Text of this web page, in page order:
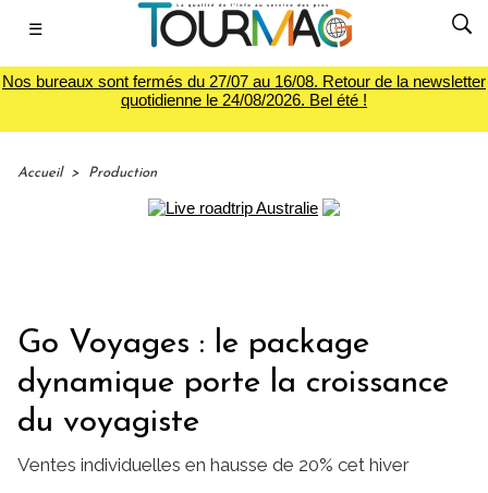
☰
Nos bureaux sont fermés du 27/07 au 16/08. Retour de la newsletter
quotidienne le 24/08/2026. Bel été !
Accueil > Production
Go Voyages : le package
dynamique porte la croissance
du voyagiste
Ventes individuelles en hausse de 20% cet hiver